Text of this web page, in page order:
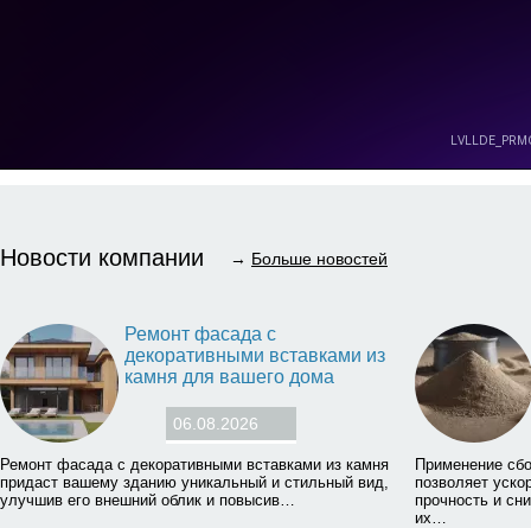
Новости компании → Больше новостей
Ремонт фасада с
декоративными вставками из
камня для вашего дома
06.08.2026
Ремонт фасада с декоративными вставками из камня
придаст вашему зданию уникальный и стильный вид,
улучшив его внешний облик и повысив…
Применение
позволяет
прочность и
их…